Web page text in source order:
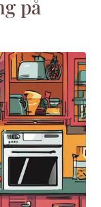
følelse af
effekter